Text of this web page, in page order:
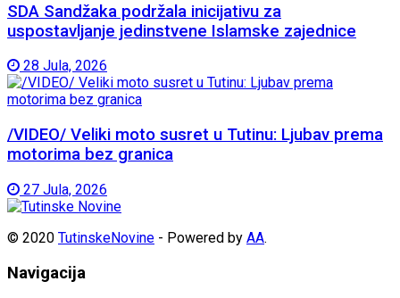
SDA Sandžaka podržala inicijativu za
uspostavljanje jedinstvene Islamske zajednice
28 Jula, 2026
/VIDEO/ Veliki moto susret u Tutinu: Ljubav prema
motorima bez granica
27 Jula, 2026
© 2020 TutinskeNovine - Powered by AA.
Navigacija